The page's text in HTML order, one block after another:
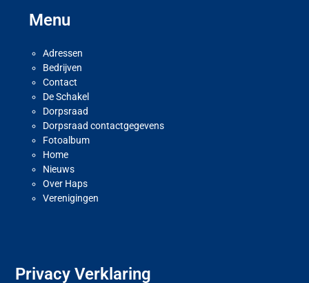
Menu
Adressen
Bedrijven
Contact
De Schakel
Dorpsraad
Dorpsraad contactgegevens
Fotoalbum
Home
Nieuws
Over Haps
Verenigingen
Privacy Verklaring